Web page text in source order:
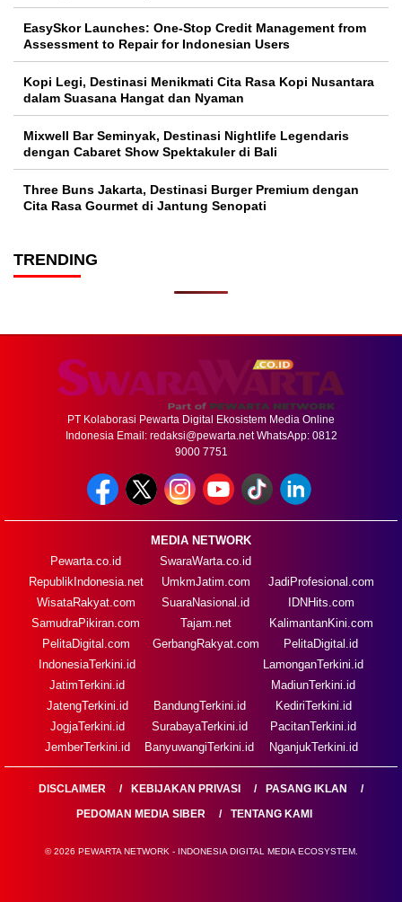
EasySkor Launches: One-Stop Credit Management from
Assessment to Repair for Indonesian Users
Kopi Legi, Destinasi Menikmati Cita Rasa Kopi Nusantara
dalam Suasana Hangat dan Nyaman
Mixwell Bar Seminyak, Destinasi Nightlife Legendaris
dengan Cabaret Show Spektakuler di Bali
Three Buns Jakarta, Destinasi Burger Premium dengan
Cita Rasa Gourmet di Jantung Senopati
TRENDING
PT Kolaborasi Pewarta Digital Ekosistem Media Online
Indonesia Email: redaksi@pewarta.netWhatsApp: 0812
9000 7751
MEDIA NETWORK
Pewarta.co.id
RepublikIndonesia.net
WisataRakyat.com
SamudraPikiran.com
PelitaDigital.com
SwaraWarta.co.id
UmkmJatim.com
SuaraNasional.id
Tajam.net
GerbangRakyat.com
JadiProfesional.com
IDNHits.com
KalimantanKini.com
PelitaDigital.id
IndonesiaTerkini.id
JatimTerkini.id
JatengTerkini.id
JogjaTerkini.id
JemberTerkini.id
BandungTerkini.id
SurabayaTerkini.id
BanyuwangiTerkini.id
LamonganTerkini.id
MadiunTerkini.id
KediriTerkini.id
PacitanTerkini.id
NganjukTerkini.id
DISCLAIMER KEBIJAKAN PRIVASI
PASANG IKLAN
PEDOMAN MEDIA SIBER
TENTANG KAMI
© 2026 PEWARTA NETWORK - INDONESIA DIGITAL MEDIA ECOSYSTEM.